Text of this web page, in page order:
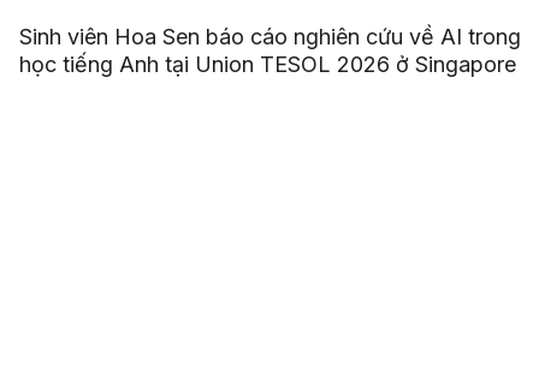
Sinh viên Hoa Sen báo cáo nghiên cứu về AI trong
học tiếng Anh tại Union TESOL 2026 ở Singapore